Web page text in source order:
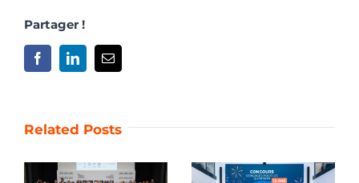
Partager !
FacebookLinkedInEmail
Related Posts